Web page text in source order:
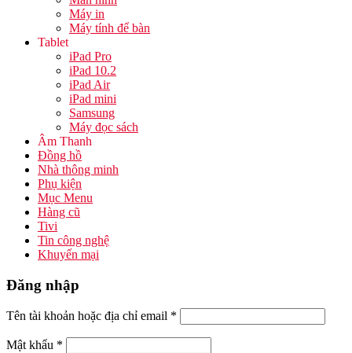
Máy in
Máy tính để bàn
Tablet
iPad Pro
iPad 10.2
iPad Air
iPad mini
Samsung
Máy đọc sách
Âm Thanh
Đồng hồ
Nhà thông minh
Phụ kiện
Mục Menu
Hàng cũ
Tivi
Tin công nghệ
Khuyến mại
Đăng nhập
Tên tài khoản hoặc địa chỉ email *
Mật khẩu *